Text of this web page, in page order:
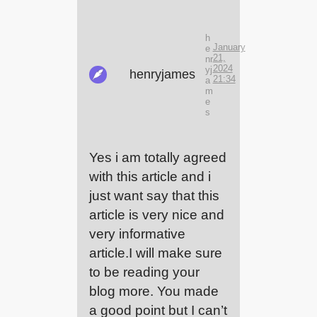
henryjames
h
e
nr
yj
a
m
e
s
January
21,
2024
21:34
Yes i am totally agreed
with this article and i
just want say that this
article is very nice and
very informative
article.I will make sure
to be reading your
blog more. You made
a good point but I can’t